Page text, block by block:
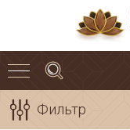
Фильтр